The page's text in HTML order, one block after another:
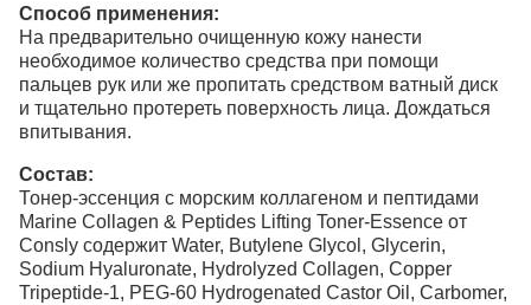
Способ применения:
На предварительно очищенную кожу нанести
необходимое количество средства при помощи
пальцев рук или же пропитать средством ватный диск
и тщательно протереть поверхность лица. Дождаться
впитывания.
Состав:
Тонер-эссенция с морским коллагеном и пептидами
Marine Collagen & Peptides Lifting Toner-Essence от
Consly содержит Water, Butylene Glycol, Glycerin,
Sodium Hyaluronate, Hydrolyzed Collagen, Copper
Tripeptide-1, PEG-60 Hydrogenated Castor Oil, Carbomer,